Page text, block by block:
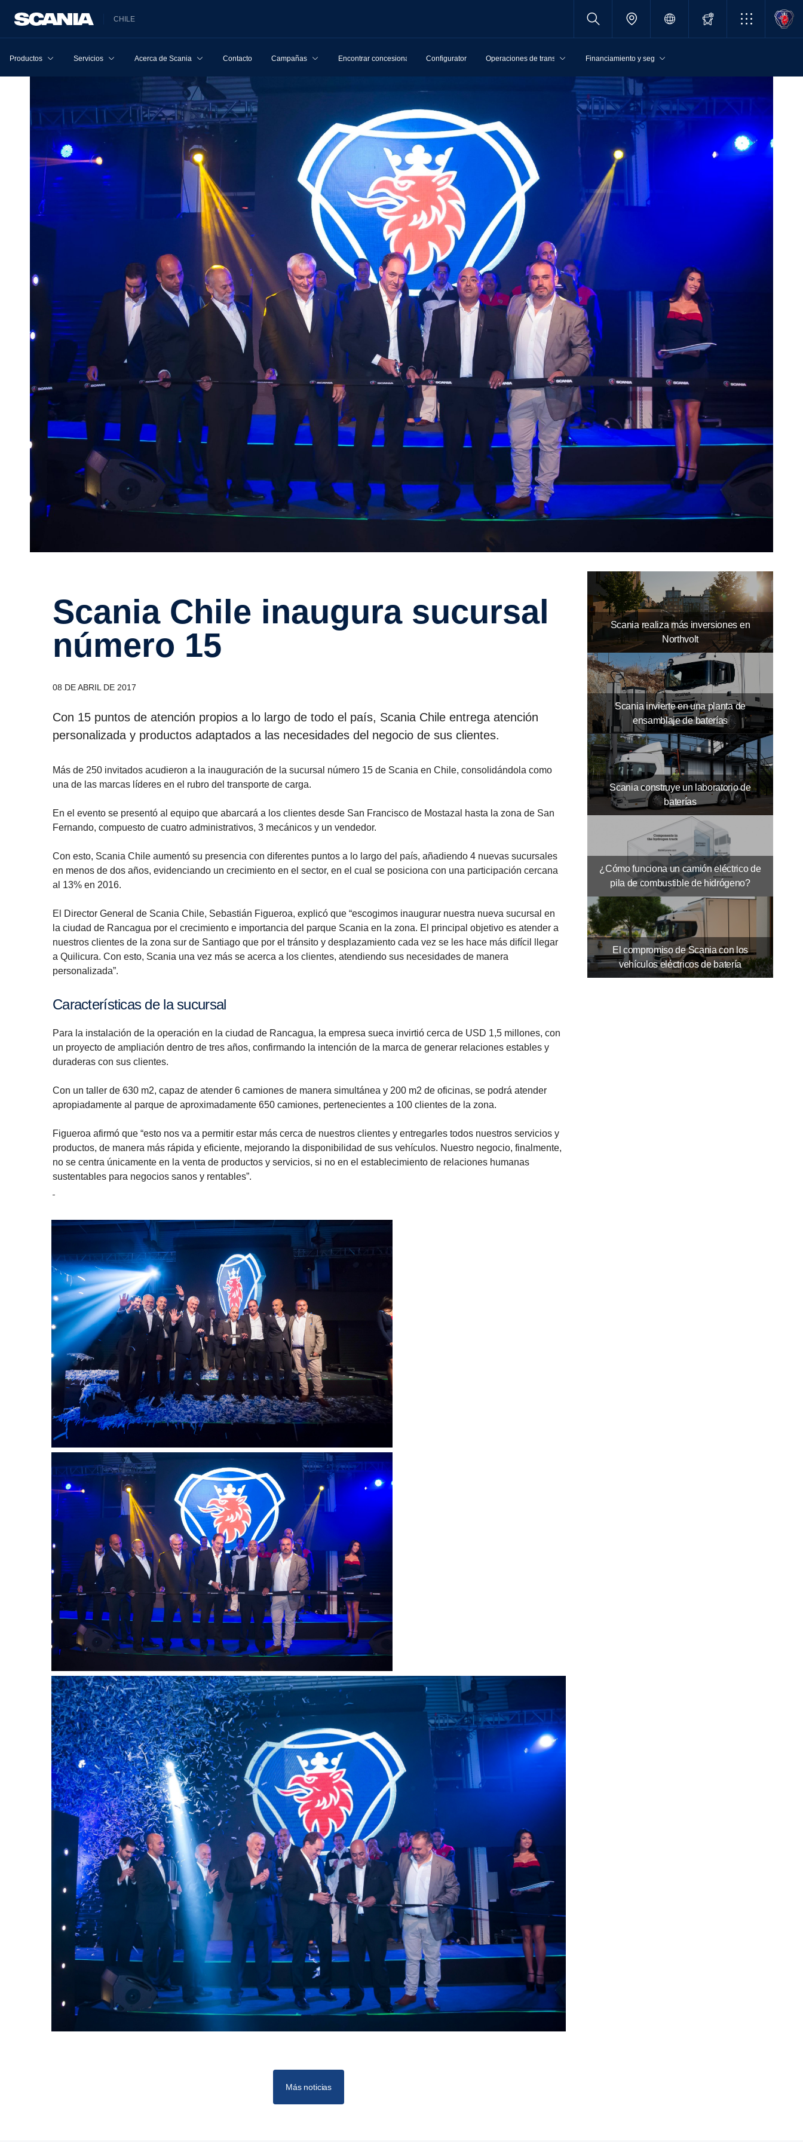
CHILE
Productos Servicios Acerca de Scania Contacto Campañas Encontrar concesionarios Configurator Operaciones de transporte Financiamiento y seguros
Scania Chile inaugura sucursal
número 15
08 DE ABRIL DE 2017
Con 15 puntos de atención propios a lo largo de todo el país, Scania Chile entrega atención
personalizada y productos adaptados a las necesidades del negocio de sus clientes.
Más de 250 invitados acudieron a la inauguración de la sucursal número 15 de Scania en Chile, consolidándola como
una de las marcas líderes en el rubro del transporte de carga.
En el evento se presentó al equipo que abarcará a los clientes desde San Francisco de Mostazal hasta la zona de San
Fernando, compuesto de cuatro administrativos, 3 mecánicos y un vendedor.
Con esto, Scania Chile aumentó su presencia con diferentes puntos a lo largo del país, añadiendo 4 nuevas sucursales
en menos de dos años, evidenciando un crecimiento en el sector, en el cual se posiciona con una participación cercana
al 13% en 2016.
El Director General de Scania Chile, Sebastián Figueroa, explicó que “escogimos inaugurar nuestra nueva sucursal en
la ciudad de Rancagua por el crecimiento e importancia del parque Scania en la zona. El principal objetivo es atender a
nuestros clientes de la zona sur de Santiago que por el tránsito y desplazamiento cada vez se les hace más difícil llegar
a Quilicura. Con esto, Scania una vez más se acerca a los clientes, atendiendo sus necesidades de manera
personalizada”.
Características de la sucursal
Para la instalación de la operación en la ciudad de Rancagua, la empresa sueca invirtió cerca de USD 1,5 millones, con
un proyecto de ampliación dentro de tres años, confirmando la intención de la marca de generar relaciones estables y
duraderas con sus clientes.
Con un taller de 630 m2, capaz de atender 6 camiones de manera simultánea y 200 m2 de oficinas, se podrá atender
apropiadamente al parque de aproximadamente 650 camiones, pertenecientes a 100 clientes de la zona.
Figueroa afirmó que “esto nos va a permitir estar más cerca de nuestros clientes y entregarles todos nuestros servicios y
productos, de manera más rápida y eficiente, mejorando la disponibilidad de sus vehículos. Nuestro negocio, finalmente,
no se centra únicamente en la venta de productos y servicios, si no en el establecimiento de relaciones humanas
sustentables para negocios sanos y rentables”.
Más noticias
Scania realiza más inversiones en
Northvolt
Scania invierte en una planta de
ensamblaje de baterías
Scania construye un laboratorio de
baterías
¿Cómo funciona un camión eléctrico de
pila de combustible de hidrógeno?
El compromiso de Scania con los
vehículos eléctricos de batería